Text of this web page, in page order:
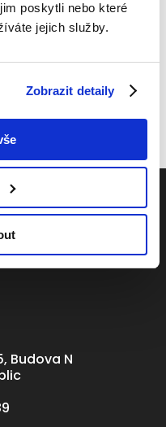
poskytli nebo které
jejich služby.
Zobrazit detaily
Budova N